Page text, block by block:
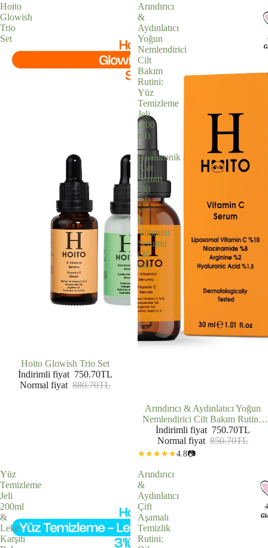
Hoito
Glowish
Trio
Set
İNDIRIMDEHoito Glowish Trio Set
İndirimli fiyat 750.70TL
Normal fiyat 880.70TL
Arındırıcı
&
Aydınlatıcı
Yoğun
Nemlendirici
Cilt
Bakım
Rutini:
Yüz
Temizleme
Jeli
(200
ml)
+
Hyalüronik
Asit
Serum
(30
ml)
+
C
Vitamini
Serumu
(30
ml)
İNDIRIMDE
Arındırıcı & Aydınlatıcı Yoğun
Nemlendirici Cilt Bakım Rutini:
Yüz Temizleme Jeli (200 ml) +
Hyalüronik Asit Serum (30 ml) +
C Vitamini Serumu (30 ml)
İndirimli fiyat 750.70TL
Normal fiyat 850.70TL
4.8📷
Yüz
Temizleme
Jeli
200ml
&
Leke
Karşıtı
Arındırıcı
&
Aydınlatıcı
Çift
Aşamalı
Temizlik
Rutini: